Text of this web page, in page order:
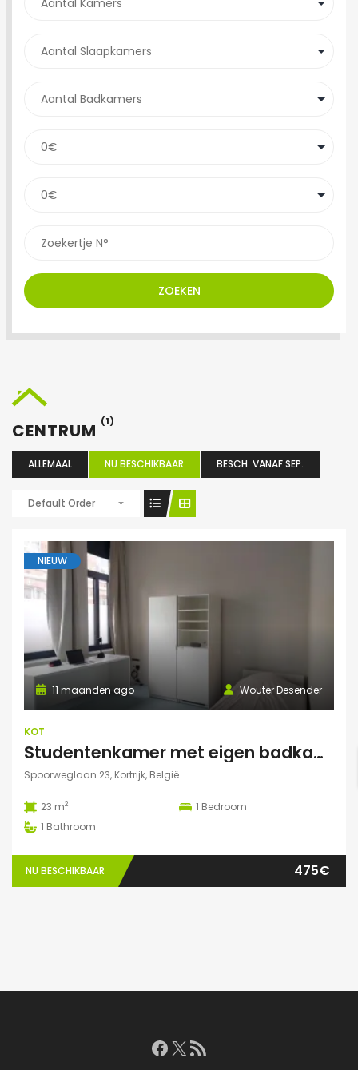
ZOEKEN
CENTRUM (1)
ALLEMAAL NU BESCHIKBAAR BESCH. VANAF SEP.
Default Order
NIEUW
Wouter Desender
11 maanden ago
KOT
Studentenkamer met eigen badkamer
Spoorweglaan 23, Kortrijk, België
23 m2 1 Bedroom
1 Bathroom
NU BESCHIKBAAR 475€
Facebook
X RSS feed